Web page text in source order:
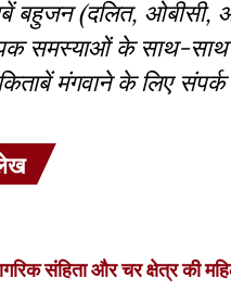
बहुजन (दलित, ओबीसी,
समस्‍याओं के साथ-
मंगवाने के लिए
संहिता और चर क्षेत्र की